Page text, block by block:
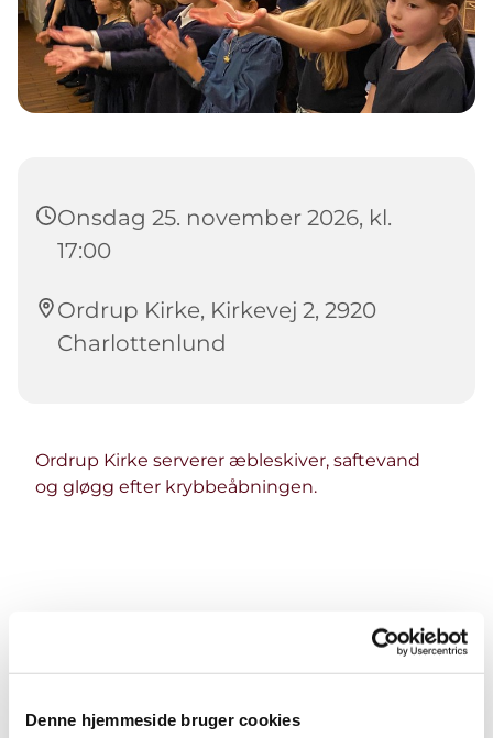
Denne hjemmeside bruger cookies
Onsdag 25. november 2026, kl.
17:00
Ordrup Kirke, Kirkevej 2, 2920
Charlottenlund
Ordrup Kirke serverer æbleskiver, saftevand
og gløgg efter krybbeåbningen.